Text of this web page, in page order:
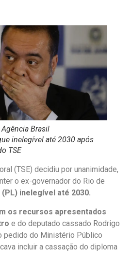
Brasil
inelegível até 2030 após
TSE
(TSE) decidiu por unanimidade,
o ex-governador do Rio de
inelegível até 2030.
os recursos apresentados
e do deputado cassado Rodrigo
pedido do Ministério Público
incluir a cassação do diploma